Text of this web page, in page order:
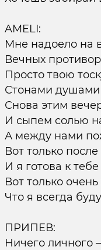
AMELI:
Мне надоело на
Вечных
Просто твою
Стонами
Снова этим
И сыпем солью
А между нами
Вот только
И я готова к
Вот только
Что я всегда
ПРИПЕВ:
Ничего личного